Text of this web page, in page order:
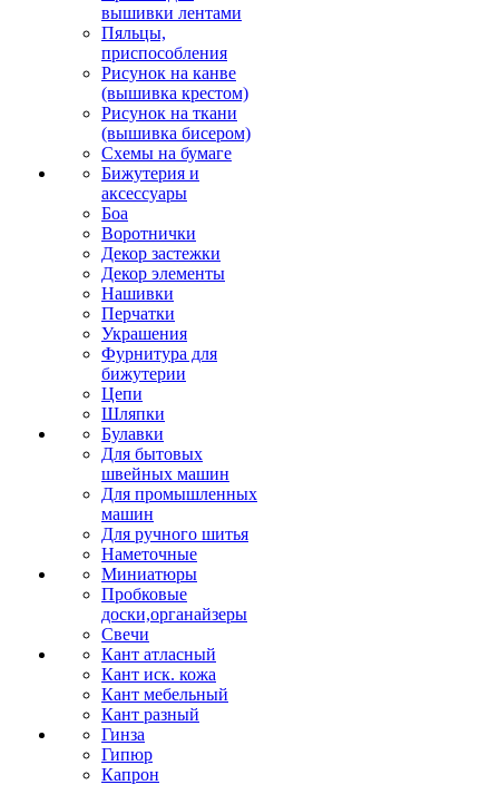
вышивки лентами
Пяльцы,
приспособления
Рисунок на канве
(вышивка крестом)
Рисунок на ткани
(вышивка бисером)
Схемы на бумаге
Бижутерия и
аксессуары
Боа
Воротнички
Декор застежки
Декор элементы
Нашивки
Перчатки
Украшения
Фурнитура для
бижутерии
Цепи
Шляпки
Булавки
Для бытовых
швейных машин
Для промышленных
машин
Для ручного шитья
Наметочные
Миниатюры
Пробковые
доски,органайзеры
Свечи
Кант атласный
Кант иск. кожа
Кант мебельный
Кант разный
Гинза
Гипюр
Капрон